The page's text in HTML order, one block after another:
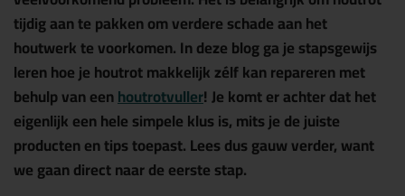
tijdig aan te pakken om verdere schade aan het
houtwerk te voorkomen. In deze blog ga je stapsgewijs
leren hoe je houtrot makkelijk zélf kan repareren met
behulp van eenhoutrotvuller! Je komt er achter dat het
eigenlijk een hele simpele klus is, mits je de juiste
producten en tips toepast. Lees dus gauw verder, want
we gaan direct naar de eerste stap.